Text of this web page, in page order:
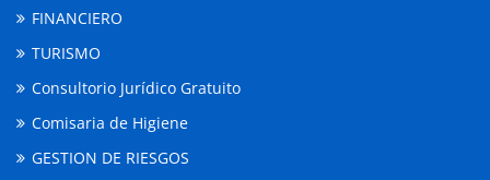
FINANCIERO
TURISMO
Consultorio Jurídico Gratuito
Comisaria de Higiene
GESTION DE RIESGOS